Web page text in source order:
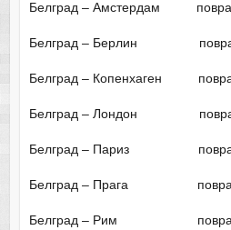
Белград – Амстердам
Белград – Берлин
Белград – Копенхаген
Белград – Лондон
Белград – Париз
Белград – Прага
Белград – Рим повратен